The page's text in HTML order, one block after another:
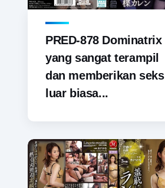
PRED-878 Dominatrix
yang sangat terampil
dan memberikan seks
luar biasa...